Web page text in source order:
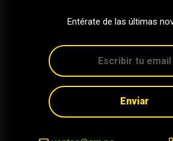
Entérate de las últimas
Enviar